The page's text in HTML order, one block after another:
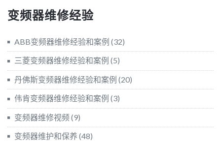
变频器维修经验
ABB变频器维修经验和案例 (32)
三菱变频器维修经验和案例 (5)
丹佛斯变频器维修经验和案例 (20)
伟肯变频器维修经验和案例 (3)
变频器维修视频(9)
变频器维护和保养 (48)